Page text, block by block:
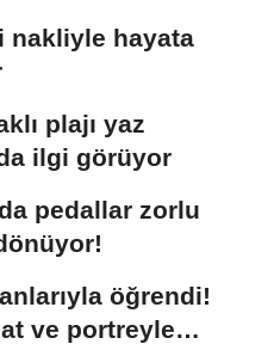
nakliyle hayata
plajı yaz
ilgi görüyor
pedallar zorlu
öğrendi!
ve portreyle